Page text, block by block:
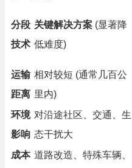
分段
技术
关键解决方案 (显著降
低难度)
运输
距离
相对较短 (通常几百公
里内)
环境
影响
对沿途社区、交通、生
态干扰大
成本 道路改造、特殊车辆、